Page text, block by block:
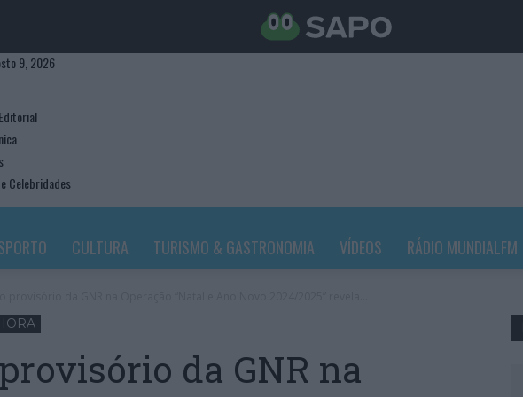
9, 2026
Celebridades
CULTURA TURISMO & GASTRONOMIA VÍDEOS RÁDIO MUNDIALFM
da GNR na